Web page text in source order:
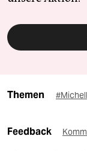
Themen
Feedback